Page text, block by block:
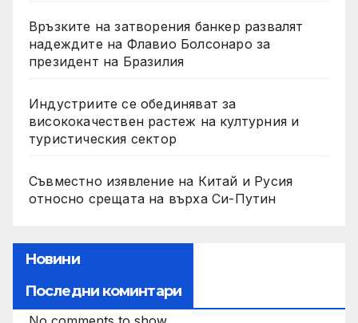
Връзките на затворения банкер развалят
надеждите на Флавио Болсонаро за
президент на Бразилия
Индустриите се обединяват за
висококачествен растеж на културния и
туристическия сектор
Съвместно изявление на Китай и Русия
относно срещата на върха Си-Путин
Новини
Последни коминтари